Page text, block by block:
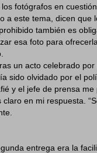
fotógrafos en
a este tema, dicen
también es
esa foto para
un acto celebrado
sido olvidado por el
y el jefe de prensa
en mi respuesta.
entrega era la